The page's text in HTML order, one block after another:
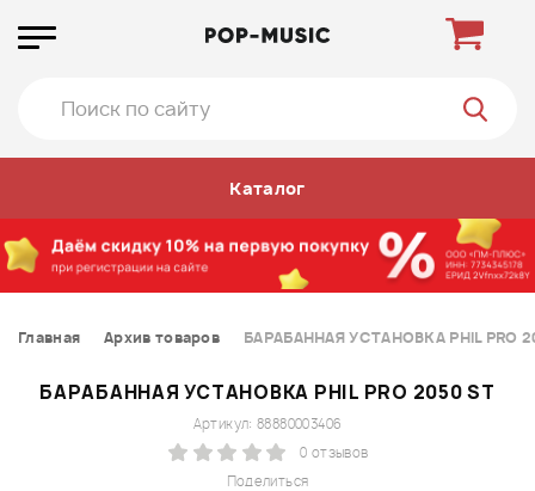
Каталог
Главная Архив товаров БАРАБАННАЯ УСТАНОВКА PHIL PRO
БАРАБАННАЯ УСТАНОВКА PHIL PRO 2050 ST
Поделиться
Артикул: 88880003406
0 отзывов